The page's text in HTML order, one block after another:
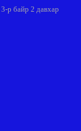
р байр 2 давхар